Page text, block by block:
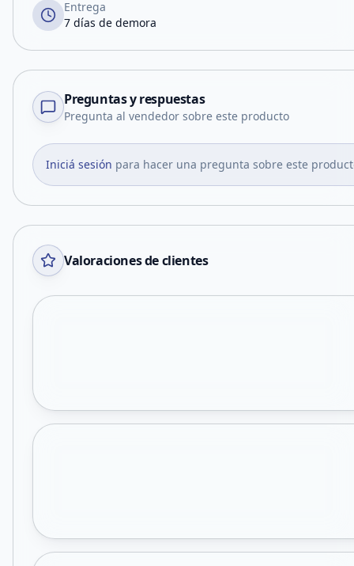
Entrega
7 días de demora
Preguntas y respuestas
Pregunta al vendedor sobre este producto
Iniciá sesión para hacer una pregunta sobre este
Valoraciones de clientes